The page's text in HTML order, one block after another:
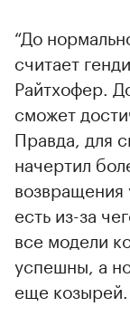
“До
считает
Райтхофер.
сможет
Правда, для
начертил
возвращения
есть из-за
все модели
успешны, а
еще козырей.